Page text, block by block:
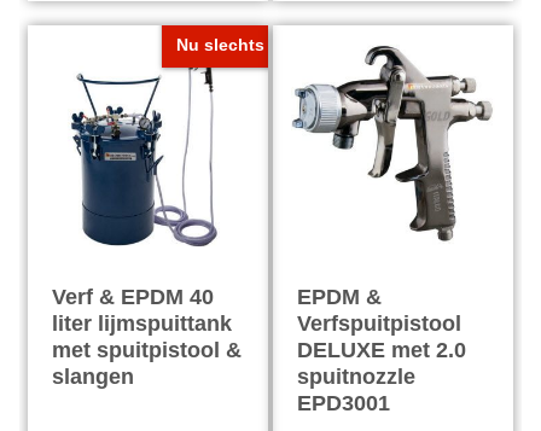
Nu slechts
Verf & EPDM 40
liter lijmspuittank
met spuitpistool &
slangen
EPDM &
Verfspuitpistool
DELUXE met 2.0
spuitnozzle
EPD3001